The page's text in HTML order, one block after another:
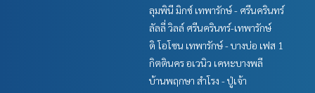
ลุมพินี มิกซ์ เทพารักษ์ - ศรีนครินทร์
ลัลลี่ วิลล์ ศรีนครินทร์-เทพารักษ์
ดิ โอโซน เทพารักษ์ - บางบ่อ เฟส 1
กิตตินคร อเวนิว เคหะบางพลี
บ้านพฤกษา สำโรง - ปู่เจ้า